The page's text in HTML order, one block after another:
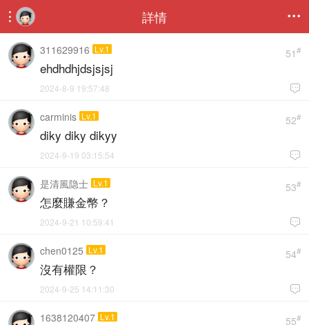
 詳情 
51#
311629916 Lv.1
ehdhdhjdsjsjsj

2024-8-9 19:57:48
52#
carminis Lv.1
diky diky dikyy

2024-9-19 03:15:54
53#
是清風隐士 Lv.1
怎麼賺金幣？

2024-9-21 10:59:41
54#
chen0125 Lv.1
沒有權限？

2024-9-25 14:11:30
55#
1638120407 Lv.1